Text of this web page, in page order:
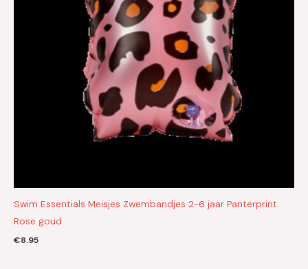
Swim Essentials Meisjes Zwembandjes 2-6 jaar Panterprint
Rose goud
€8.95